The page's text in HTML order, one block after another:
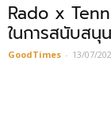
Rado x
ในการสนับสนุ
GoodTimes - 13/07/